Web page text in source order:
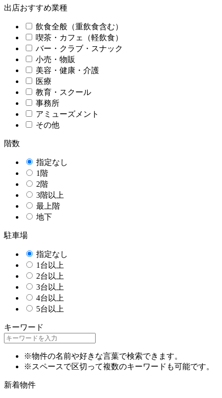
出店おすすめ業種
飲食全般（重飲食含む）
喫茶・カフェ（軽飲食）
バー・クラブ・スナック
小売・物販
美容・健康・介護
医療
教育・スクール
事務所
アミューズメント
その他
階数
指定なし
1階
2階
3階以上
最上階
地下
駐車場
指定なし
1台以上
2台以上
3台以上
4台以上
5台以上
キーワード
※物件の名前や好きな言葉で検索できます。
※スペースで区切って複数のキーワードも可能です。
新着物件